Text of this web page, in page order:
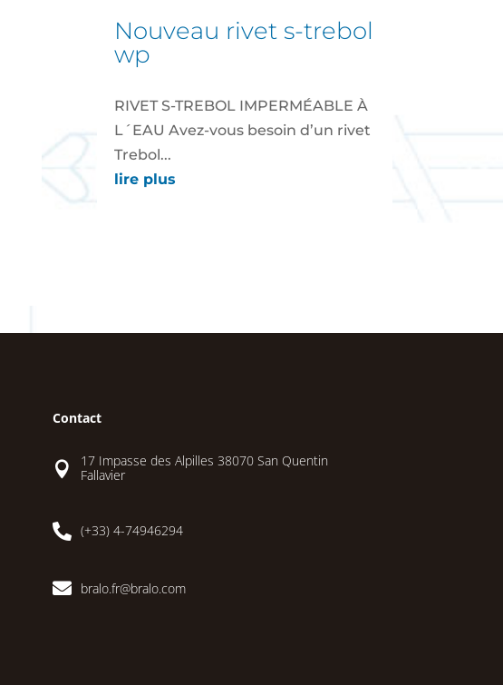
nouveau rivet s-trebol
wp
RIVET S-TREBOL IMPERMÉABLE À
L´EAU Avez-vous besoin d’un rivet
Trebol...
lire plus
Contact

17 Impasse des Alpilles 38070 San Quentin
Fallavier
 (+33) 4-74946294
 bralo.fr@bralo.com